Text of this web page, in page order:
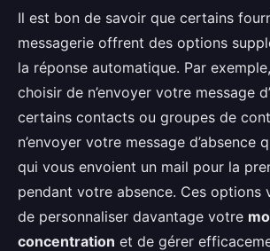
Il est bon de savoir que certains
messagerie offrent des options
la réponse automatique. Par
choisir de n’envoyer votre message
certains contacts ou groupes de
n’envoyer votre message d’absence
qui vous envoient un mail pour la
pendant votre absence. Ces options
de personnaliser davantage votre
concentration et de gérer